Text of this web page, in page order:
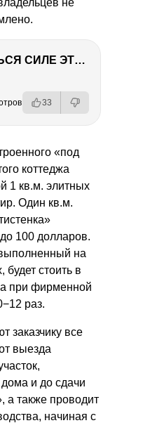
ТЫ УДИВИШЬСЯ СИЛЕ ЭТО ЧЕЛОВЕКА! Блог о нашей поездке в Вышний Волочек
33
«под
коттеджа
1 кв.м. элитных
Один кв.м.
100 долларов.
на
будет стоить в
при фирменной
раз.
заказчику все
выезда
и до сдачи
а также проводит
начиная с